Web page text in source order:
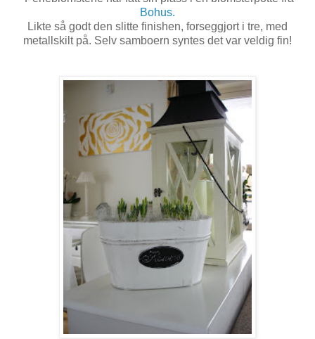
Bohus.
Likte så godt den slitte finishen, forseggjort i tre, med
metallskilt på. Selv samboern syntes det var veldig fin!